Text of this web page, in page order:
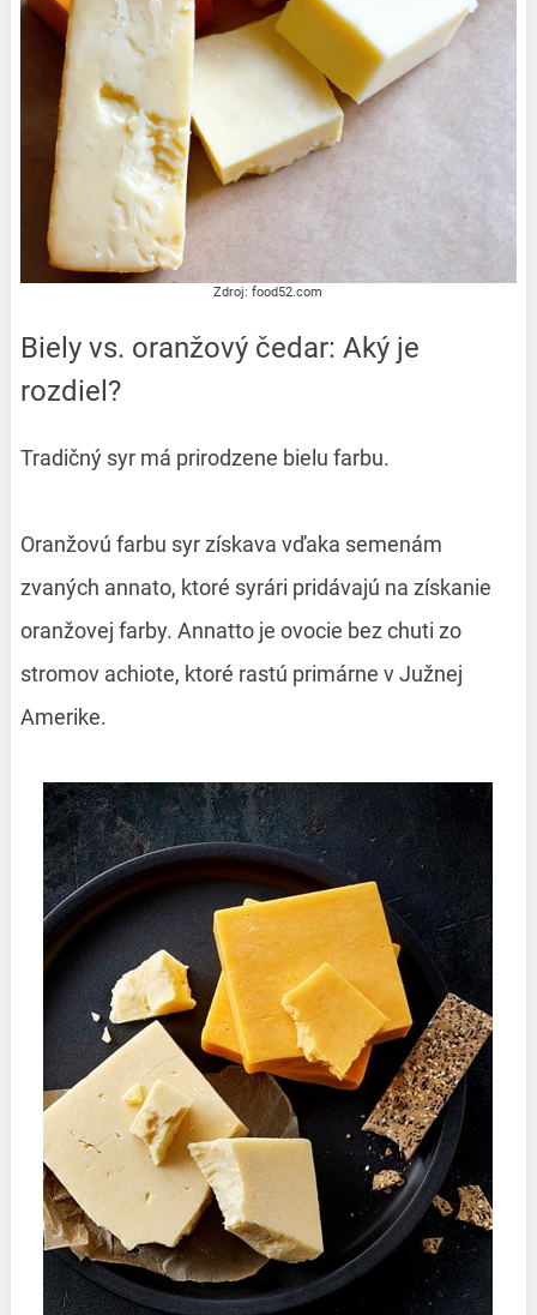
Zdroj: food52.com
Biely vs. oranžový čedar: Aký je
rozdiel?
Tradičný syr má prirodzene bielu farbu.
Oranžovú farbu syr získava vďaka semenám
zvaných annato, ktoré syrári pridávajú na získanie
oranžovej farby. Annatto je ovocie bez chuti zo
stromov achiote, ktoré rastú primárne v Južnej
Amerike.